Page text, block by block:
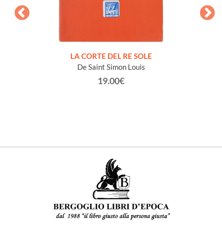
LA CORTE DEL RE SOLE
De Saint Simon Louis
19.00€